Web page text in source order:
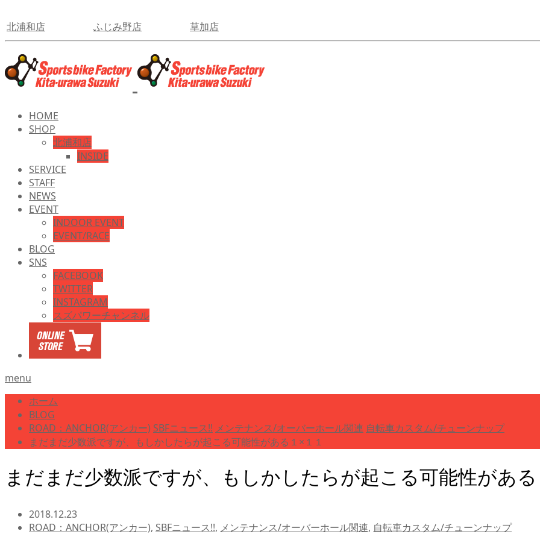
北浦和店 ふじみ野店 草加店
HOME
SHOP
北浦和店
INSIDE
SERVICE
STAFF
NEWS
EVENT
INDOOR EVENT
EVENT/RACE
BLOG
SNS
FACEBOOK
TWITTER
INSTAGRAM
スズパワーチャンネル
menu
ホーム
BLOG
ROAD：ANCHOR(アンカー) SBFニュース!! メンテナンス/オーバーホール関連 自転車カスタム/チューンナップ
まだまだ少数派ですが、もしかしたらが起こる可能性がある１×１１
まだまだ少数派ですが、もしかしたらが起こる可能性があ
2018.12.23
ROAD：ANCHOR(アンカー), SBFニュース!!, メンテナンス/オーバーホール関連, 自転車カスタム/チューンナップ